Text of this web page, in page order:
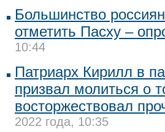
Большинство
отметить Пасху –
10:44
Патриарх Кирилл в
призвал молиться о
восторжествовал
2022 года, 10:35